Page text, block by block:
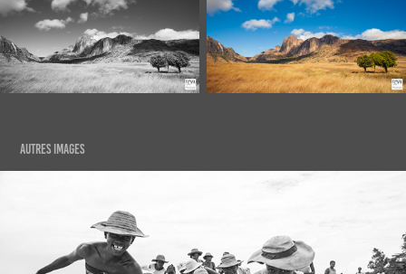
AUTRES IMAGES